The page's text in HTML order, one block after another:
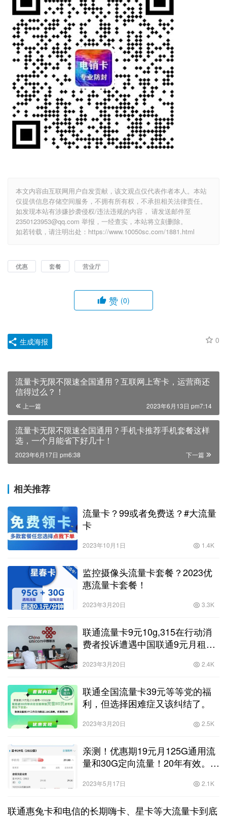
本文内容由互联网用户自发贡献，该文观点仅代表作者本人。本站
仅提供信息存储空间服务，不拥有所有权，不承担相关法律责任。
如发现本站有涉嫌抄袭侵权/违法违规的内容， 请发送邮件至
2350123953@qq.com 举报，一经查实，本站将立刻删除。
如若转载，请注明出处：https://www.10050sc.com/1881.html
优惠 套餐 营业厅
赞 (0)
0
生成海报
流量卡无限不限速全国通用？互联网上寄卡，运营商还
信得过么？！
上一篇 2023年6月13日 pm7:14
流量卡无限不限速全国通用？手机卡推荐手机套餐这样
选，一个月能省下好几十！
下一篇
2023年6月17日 pm6:38
相关推荐
流量卡？99或者免费送？#大流量
卡
2023年10月1日 1.4K
监控摄像头流量卡套餐？2023优
惠流量卡套餐！
2023年3月20日 3.3K
联通流量卡9元10g,315在行动消
费者投诉遭遇中国联通9元月租电
2023年3月20日 2.4K
联通全国流量卡39元等等党的福
利，但选择困难症又该纠结了。
2023年3月20日 2.5K
亲测！优惠期19元月125G通用流
量和30G定向流量！20年有效。？
2023年5月17日 2.1K
联通惠兔卡和电信的长期嗨卡、星卡等大流量卡到底